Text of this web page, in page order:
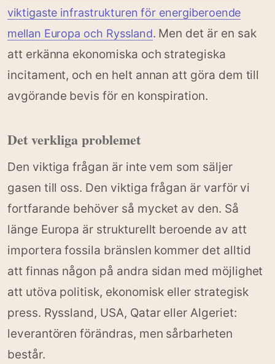
viktigaste infrastrukturen för energiberoende
mellan Europa och Ryssland. Men det är en sak
att erkänna ekonomiska och strategiska
incitament, och en helt annan att göra dem till
avgörande bevis för en konspiration.
Det verkliga problemet
Den viktiga frågan är inte vem som säljer
gasen till oss. Den viktiga frågan är varför vi
fortfarande behöver så mycket av den. Så
länge Europa är strukturellt beroende av att
importera fossila bränslen kommer det alltid
att finnas någon på andra sidan med möjlighet
att utöva politisk, ekonomisk eller strategisk
press. Ryssland, USA, Qatar eller Algeriet:
leverantören förändras, men sårbarheten
består.